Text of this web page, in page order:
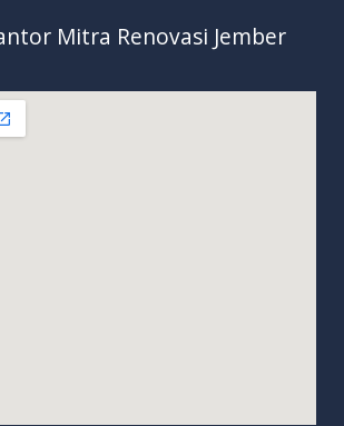
Mitra Renovasi Jember